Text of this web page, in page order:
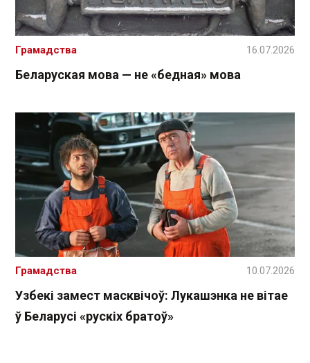
Беларуская мова — не «бедная» мова
Грамадства 16.07.2026
Узбекі замест масквічоў: Лукашэнка не вітае
ў Беларусі «рускіх братоў»
Грамадства 10.07.2026